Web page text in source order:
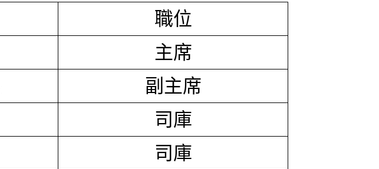
職位
主席
副主席
司庫
司庫